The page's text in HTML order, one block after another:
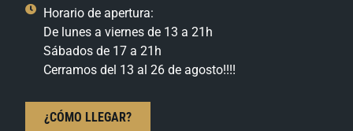
Horario de apertura:
De lunes a viernes de 13 a 21h
Sábados de 17 a 21h
Cerramos del 13 al 26 de agosto!!!!
¿CÓMO LLEGAR?